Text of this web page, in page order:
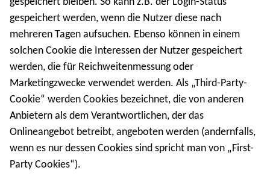
gespeichert werden, wenn die Nutzer diese nach
mehreren Tagen aufsuchen. Ebenso können in einem
solchen Cookie die Interessen der Nutzer gespeichert
werden, die für Reichweitenmessung oder
Marketingzwecke verwendet werden. Als „Third-Party-
Cookie“ werden Cookies bezeichnet, die von anderen
Anbietern als dem Verantwortlichen, der das
Onlineangebot betreibt, angeboten werden (andernfalls,
wenn es nur dessen Cookies sind spricht man von „First-
Party Cookies“).